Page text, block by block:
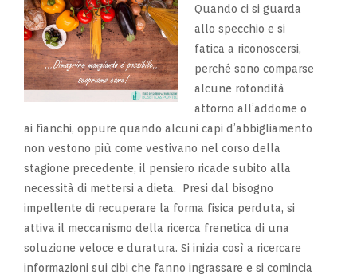
Quando ci si guarda
allo specchio e si
fatica a riconoscersi,
perché sono comparse
alcune rotondità
attorno all’addome o
ai fianchi, oppure quando alcuni capi d’abbigliamento
non vestono più come vestivano nel corso della
stagione precedente, il pensiero ricade subito alla
necessità di mettersi a dieta. Presi dal bisogno
impellente di recuperare la forma fisica perduta, si
attiva il meccanismo della ricerca frenetica di una
soluzione veloce e duratura. Si inizia così a ricercare
informazioni sui cibi che fanno ingrassare e si comincia